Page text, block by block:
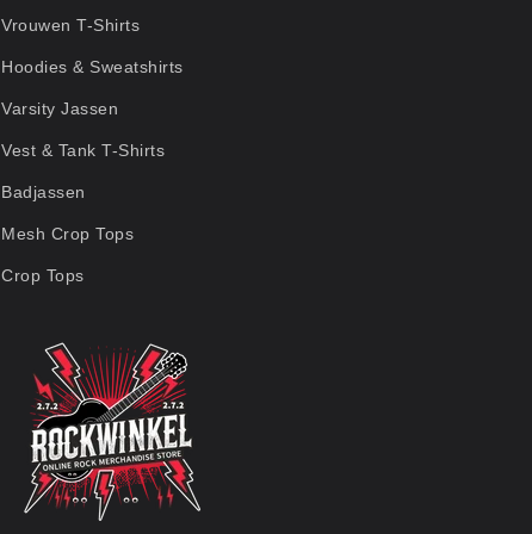
Vrouwen T-Shirts
Hoodies & Sweatshirts
Varsity Jassen
Vest & Tank T-Shirts
Badjassen
Mesh Crop Tops
Crop Tops